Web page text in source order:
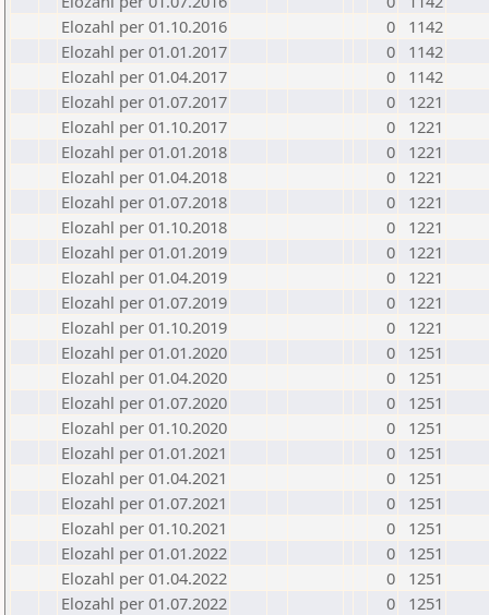
Elozahl per 01.10.2016
0
1142
Elozahl per 01.01.2017
0
1142
Elozahl per 01.04.2017
0
1142
Elozahl per 01.07.2017
0
1221
Elozahl per 01.10.2017
0
1221
Elozahl per 01.01.2018
0
1221
Elozahl per 01.04.2018
0
1221
Elozahl per 01.07.2018
0
1221
Elozahl per 01.10.2018
0
1221
Elozahl per 01.01.2019
0
1221
Elozahl per 01.04.2019
0
1221
Elozahl per 01.07.2019
0
1221
Elozahl per 01.10.2019
0
1221
Elozahl per 01.01.2020
0
1251
Elozahl per 01.04.2020
0
1251
Elozahl per 01.07.2020
0
1251
Elozahl per 01.10.2020
0
1251
Elozahl per 01.01.2021
0
1251
Elozahl per 01.04.2021
0
1251
Elozahl per 01.07.2021
0
1251
Elozahl per 01.10.2021
0
1251
Elozahl per 01.01.2022
0
1251
Elozahl per 01.04.2022
0
1251
Elozahl per 01.07.2022
0
1251